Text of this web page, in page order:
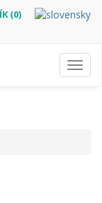
(0)